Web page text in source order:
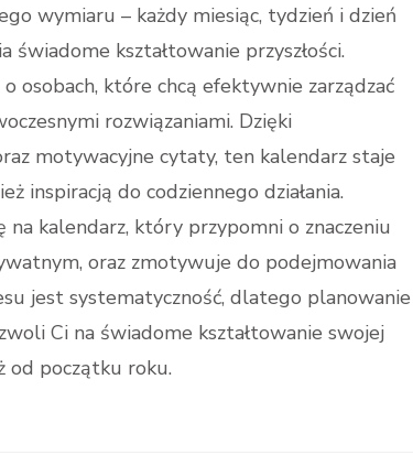
wymiaru – każdy miesiąc, tydzień i dzień
świadome kształtowanie przyszłości.
osobach, które chcą efektywnie zarządzać
rozwiązaniami. Dzięki
motywacyjne cytaty, ten kalendarz staje
inspiracją do codziennego działania.
kalendarz, który przypomni o znaczeniu
oraz zmotywuje do podejmowania
jest systematyczność, dlatego planowanie
Ci na świadome kształtowanie swojej
od początku roku.